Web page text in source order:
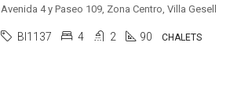
Avenida 4 y Paseo 109, Zona Centro, Villa Gesell
BI1137 4 2 90 CHALETS